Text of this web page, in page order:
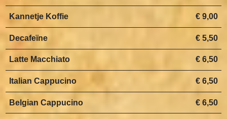
€ 9,00
Kannetje Koffie
€ 5,50
Decafeïne
€ 6,50
Latte Macchiato
€ 6,50
Italian Cappucino
€ 6,50
Belgian Cappucino